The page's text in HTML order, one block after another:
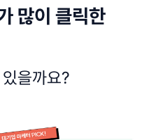
많이 클릭한
을까요?